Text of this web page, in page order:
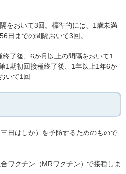
をおいて3回。標準的には、1歳未満
日までの間隔おいて3回。
了後、6か月以上の間隔をおいて1
1期初回接種終了後、1年以上1年6か
いて1回
日はしか）を予防するためのもので
ワクチン（MRワクチン）で接種しま